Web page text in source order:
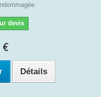
devis
€
Détails